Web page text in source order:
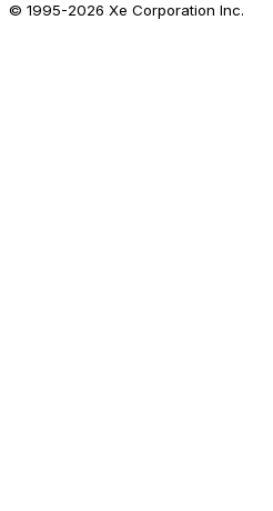
© 1995-2026 Xe Corporation Inc.